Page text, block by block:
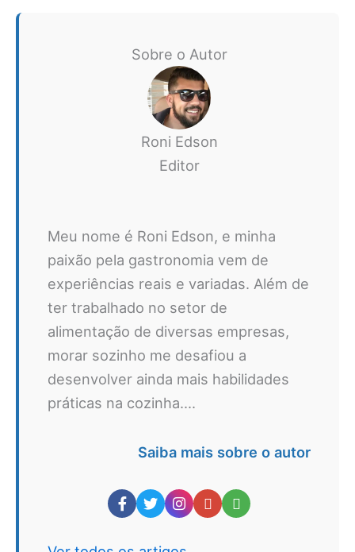
Sobre o Autor
Roni Edson
Editor
Meu nome é Roni Edson, e minha
paixão pela gastronomia vem de
experiências reais e variadas. Além de
ter trabalhado no setor de
alimentação de diversas empresas,
morar sozinho me desafiou a
desenvolver ainda mais habilidades
práticas na cozinha....
Saiba mais sobre o autor